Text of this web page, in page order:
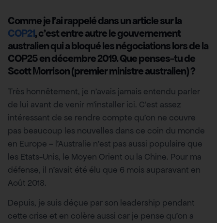
Comme je l’ai rappelé dans un article sur la
COP21, c’est entre autre le gouvernement
australien qui a bloqué les négociations lors de la
COP25 en décembre 2019. Que penses-tu de
Scott Morrison (premier ministre australien) ?
Très honnêtement, je n’avais jamais entendu parler
de lui avant de venir m’installer ici. C’est assez
intéressant de se rendre compte qu’on ne couvre
pas beaucoup les nouvelles dans ce coin du monde
en Europe – l’Australie n’est pas aussi populaire que
les Etats-Unis, le Moyen Orient ou la Chine. Pour ma
défense, il n’avait été élu que 6 mois auparavant en
Août 2018.
Depuis, je suis déçue par son leadership pendant
cette crise et en colère aussi car je pense qu’on a